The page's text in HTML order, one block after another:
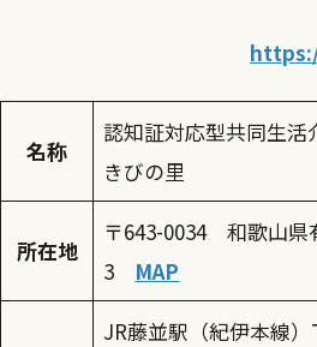
名称
認知証対応型共同生
きびの里
所在地
〒643-0034 和歌山県
3 MAP
JR藤並駅（紀伊本線